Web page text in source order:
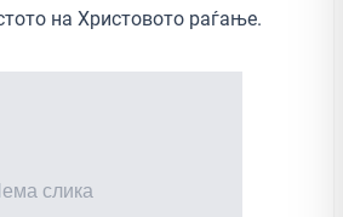
на Христовото раѓање.